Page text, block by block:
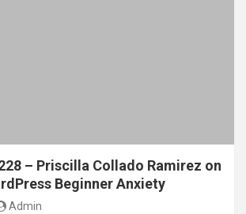
– Priscilla Collado Ramirez on
Beginner Anxiety
Admin